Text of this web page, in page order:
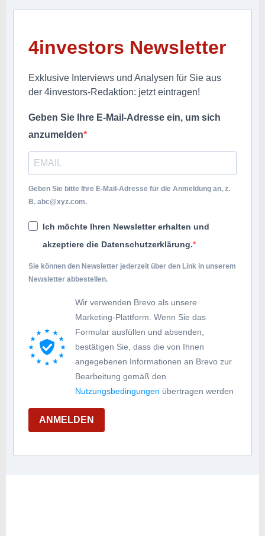
4investors Newsletter
Exklusive Interviews und Analysen für Sie aus
der 4investors-Redaktion: jetzt eintragen!
Geben Sie Ihre E-Mail-Adresse ein, um sich
anzumelden
Geben Sie bitte Ihre E-Mail-Adresse für die Anmeldung an, z.
B. abc@xyz.com.
Ich möchte Ihren Newsletter erhalten und
akzeptiere die Datenschutzerklärung.
Sie können den Newsletter jederzeit über den Link in unserem
Newsletter abbestellen.
Wir verwenden Brevo als unsere
Marketing-Plattform. Wenn Sie das
Formular ausfüllen und absenden,
bestätigen Sie, dass die von Ihnen
angegebenen Informationen an Brevo zur
Bearbeitung gemäß den
Nutzungsbedingungen übertragen werden
ANMELDEN